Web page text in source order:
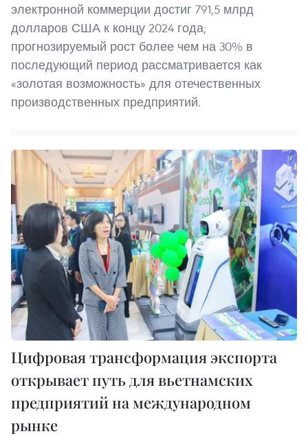
электронной коммерции достиг 791,5 млрд
долларов США к концу 2024 года;
прогнозируемый рост более чем на 30% в
последующий период рассматривается как
«золотая возможность» для отечественных
производственных предприятий.
Цифровая трансформация экспорта
открывает путь для вьетнамских
предприятий на международном
рынке